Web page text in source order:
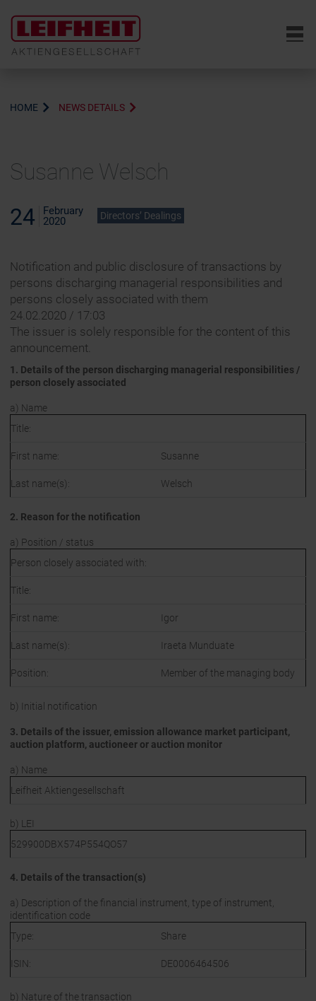
6
HOME NEWS DETAILS
Susanne Welsch
24
February
2020
Directors’ Dealings
Notification and public disclosure of transactions by
persons discharging managerial responsibilities and
persons closely associated with them
24.02.2020 / 17:03
The issuer is solely responsible for the content of this
announcement.
1. Details of the person discharging managerial responsibilities /
person closely associated
a) Name
Title:
First name: Susanne
Last name(s): Welsch
2. Reason for the notification
a) Position / status
Person closely associated with:
Title:
First name: Igor
Last name(s): Iraeta Munduate
Position: Member of the managing body
b) Initial notification
3. Details of the issuer, emission allowance market participant,
auction platform, auctioneer or auction monitor
a) Name
Leifheit Aktiengesellschaft
b) LEI
529900DBX574P554QO57
4. Details of the transaction(s)
a) Description of the financial instrument, type of instrument,
identification code
Type:
Share
ISIN: DE0006464506
b) Nature of the transaction